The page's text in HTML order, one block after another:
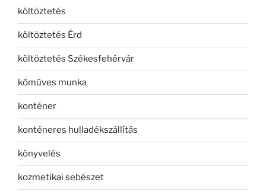
költöztetés
költöztetés Érd
költöztetés Székesfehérvár
kőműves munka
konténer
konténeres hulladékszállítás
könyvelés
kozmetikai sebészet